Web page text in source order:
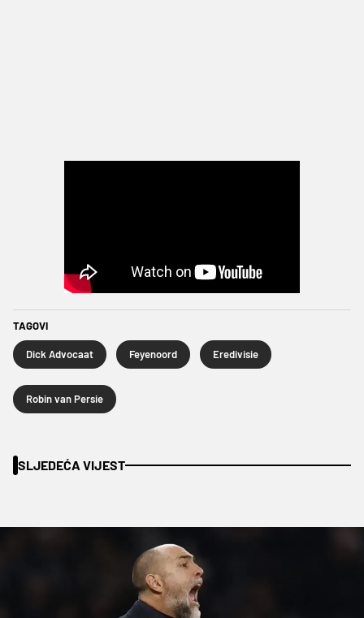
TAGOVI
Dick Advocaat Feyenoord Eredivisie
Robin van Persie
SLJEDEĆA VIJEST